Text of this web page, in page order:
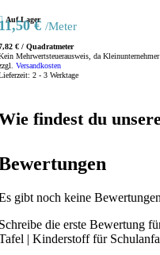
Auf Lager
€ /Meter
€ / Quadratmeter
Mehrwertsteuerausweis, da
Versandkosten
2 - 3 Werktage
findest du
gibt noch keine
die erste Bewertung
| Kinderstoff für